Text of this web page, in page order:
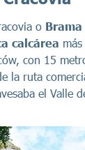
o
calcárea
con 15
la ruta
el Valle